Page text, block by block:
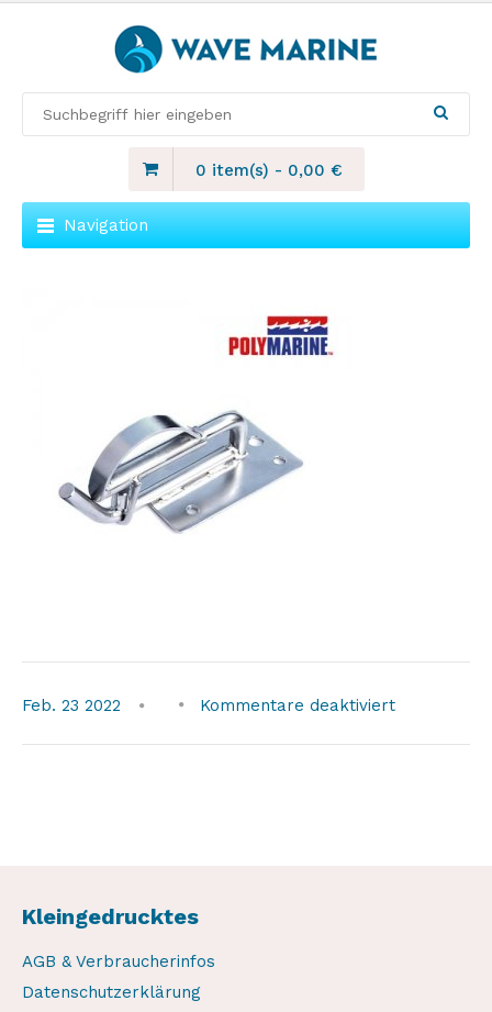
0 item(s) - 0,00 €
Navigation
Feb. 23 2022 Kommentare deaktiviertfür
Kleingedrucktes
AGB & Verbraucherinfos
Datenschutzerklärung